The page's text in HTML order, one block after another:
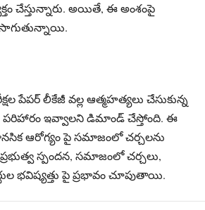
చేస్తున్నారు. అయితే, ఈ అంశంపై
పేపర్ లీకేజీ వల్ల ఆత్మహత్యలు చేసుకున్న
పరిహారం ఇవ్వాలని డిమాండ్ చేస్తోంది. ఈ
ఆరోగ్యం పై సమాజంలో చర్చలను
స్పందన, సమాజంలో చర్చలు,
భవిష్యత్తు పై ప్రభావం చూపుతాయి.